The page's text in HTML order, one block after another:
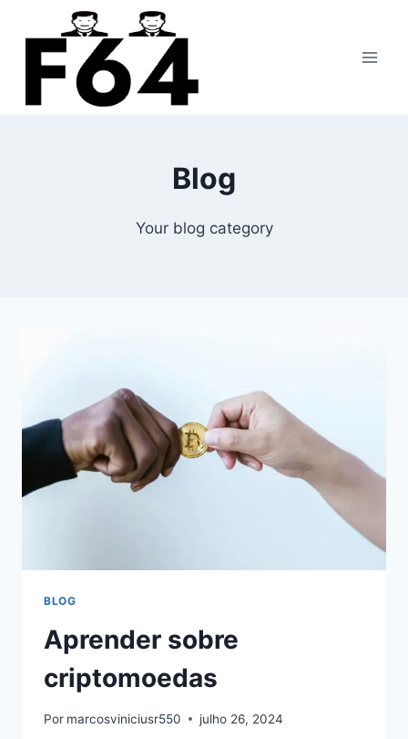
para
Blog
Your blog category
BLOG
Aprender sobre
criptomoedas
Por marcosviniciusr550 julho 26, 2024